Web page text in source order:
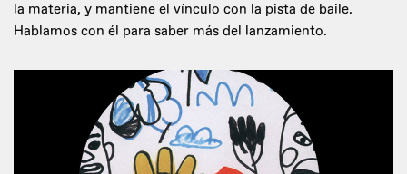
la materia, y mantiene el vínculo con la pista de baile.
Hablamos con él para saber más del lanzamiento.